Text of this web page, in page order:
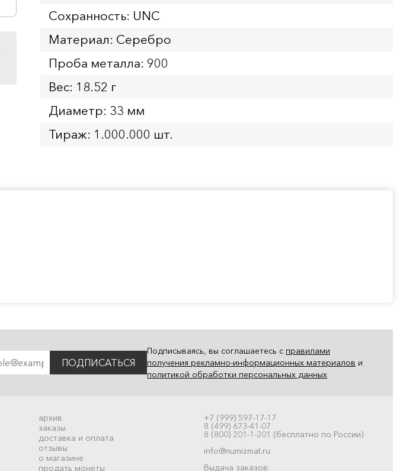
Сохранность: UNC
Материал: Серебро
Проба металла: 900
Вес: 18.52 г
Диаметр: 33 мм
Тираж: 1.000.000 шт.
ПОДПИСАТЬСЯ
Подписываясь, вы соглашаетесь с правилами
получения рекламно-информационных материалов и
политикой обработки персональных данных
архив
заказы
доставка и оплата
отзывы
о магазине
продать монеты
+7 (999) 597-17-17
8 (499) 673-41-07
8 (800) 201-1-201 (бесплатно по России)
info@numizmat.ru
Выдача заказов: